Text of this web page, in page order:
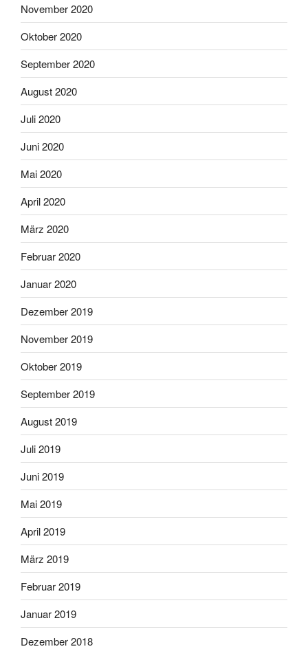
November 2020
Oktober 2020
September 2020
August 2020
Juli 2020
Juni 2020
Mai 2020
April 2020
März 2020
Februar 2020
Januar 2020
Dezember 2019
November 2019
Oktober 2019
September 2019
August 2019
Juli 2019
Juni 2019
Mai 2019
April 2019
März 2019
Februar 2019
Januar 2019
Dezember 2018